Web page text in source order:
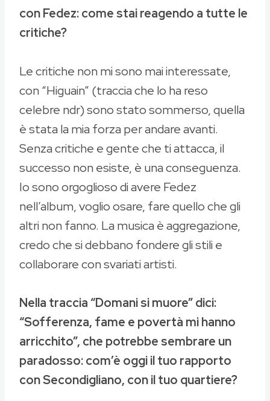
con Fedez: come stai reagendo a tutte le
critiche?
Le critiche non mi sono mai interessate,
con “Higuain” (traccia che lo ha reso
celebre ndr) sono stato sommerso, quella
è stata la mia forza per andare avanti.
Senza critiche e gente che ti attacca, il
successo non esiste, è una conseguenza.
Io sono orgoglioso di avere Fedez
nell’album, voglio osare, fare quello che gli
altri non fanno. La musica è aggregazione,
credo che si debbano fondere gli stili e
collaborare con svariati artisti.
Nella traccia “Domani si muore” dici:
“Sofferenza, fame e povertà mi hanno
arricchito”, che potrebbe sembrare un
paradosso: com’è oggi il tuo rapporto
con Secondigliano, con il tuo quartiere?